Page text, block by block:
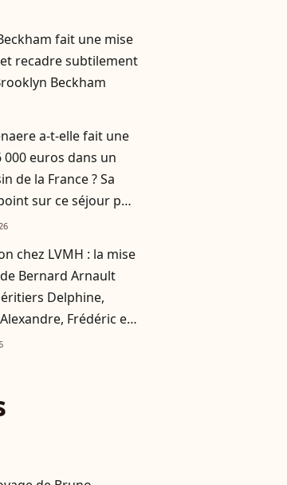
fait une mise
recadre subtilement
Beckham
a-t-elle fait une
000 euros dans un
de la France ? Sa
sur ce séjour pas
autres
chez LVMH : la mise
Bernard Arnault
Delphine,
Frédéric et